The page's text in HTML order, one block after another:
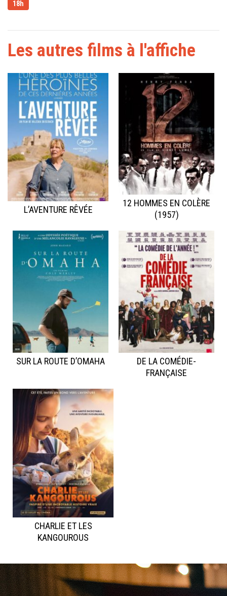
18h
Les autres films à l'affiche
L’AVENTURE RÊVÉE
12 HOMMES EN COLÈRE
(1957)
SUR LA ROUTE D’OMAHA
DE LA COMÉDIE-
FRANÇAISE
CHARLIE ET LES
KANGOUROUS